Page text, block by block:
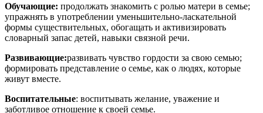
Обучающие: продолжать знакомить с ролью матери в семье;
упражнять в употреблении уменьшительно-ласкательной
формы существительных, обогащать и активизировать
словарный запас детей, навыки связной речи.
Развивающие:развивать чувство гордости за свою семью;
формировать представление о семье, как о людях, которые
живут вместе.
Воспитательные: воспитывать желание, уважение и
заботливое отношение к своей семье.